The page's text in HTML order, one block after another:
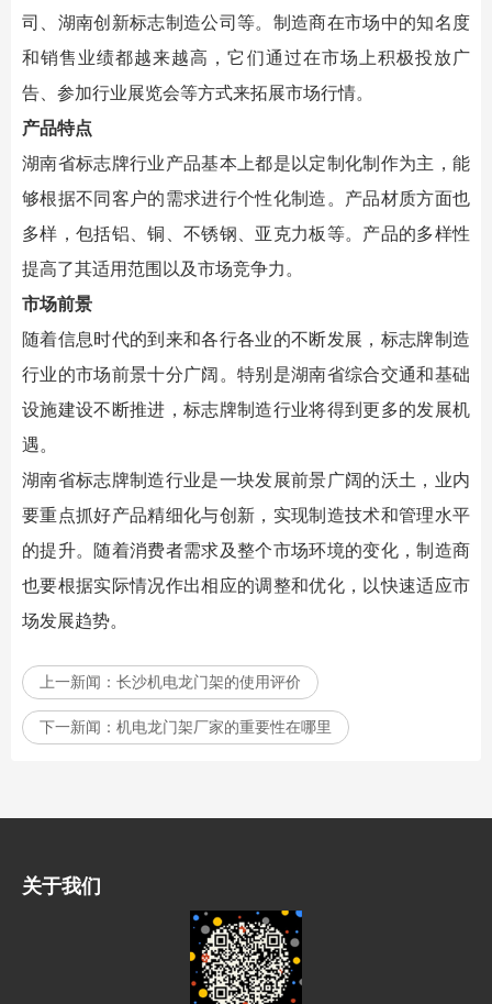
司、湖南创新标志制造公司等。制造商在市场中的知名度
和销售业绩都越来越高，它们通过在市场上积极投放广
告、参加行业展览会等方式来拓展市场行情。
产品特点
湖南省标志牌行业产品基本上都是以定制化制作为主，能
够根据不同客户的需求进行个性化制造。产品材质方面也
多样，包括铝、铜、不锈钢、亚克力板等。产品的多样性
提高了其适用范围以及市场竞争力。
市场前景
随着信息时代的到来和各行各业的不断发展，标志牌制造
行业的市场前景十分广阔。特别是湖南省综合交通和基础
设施建设不断推进，标志牌制造行业将得到更多的发展机
遇。
湖南省标志牌制造行业是一块发展前景广阔的沃土，业内
要重点抓好产品精细化与创新，实现制造技术和管理水平
的提升。随着消费者需求及整个市场环境的变化，制造商
也要根据实际情况作出相应的调整和优化，以快速适应市
场发展趋势。
上一新闻： 长沙机电龙门架的使用评价
下一新闻： 机电龙门架厂家的重要性在哪里
关于我们